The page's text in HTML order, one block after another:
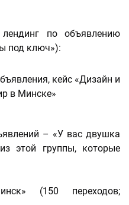
по объявлению
под ключ»):
– «У вас двушка
этой группы, которые
(150 переходов;